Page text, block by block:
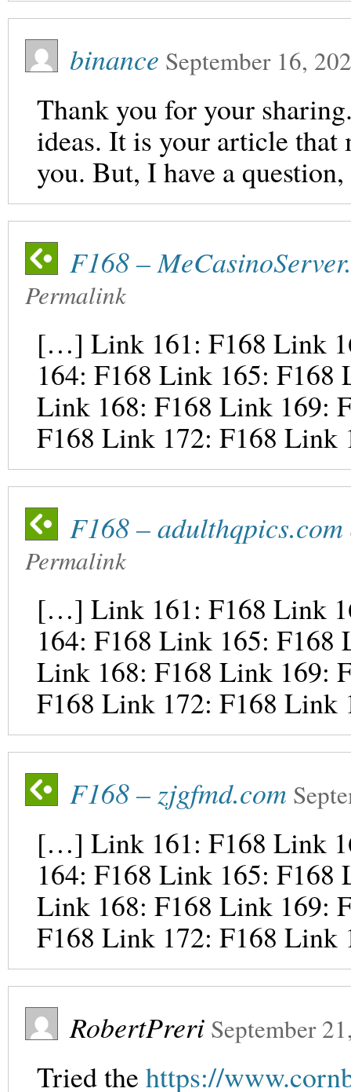
binance September 16,
Thank you for your
ideas. It is your article that
you. But, I have a
F168 –
Permalink
[…] Link 161: F168 Link
164: F168 Link 165:
Link 168: F168 Link 169:
F168 Link 172: F168
F168 – adulthqpics.com
Permalink
[…] Link 161: F168 Link
164: F168 Link 165:
Link 168: F168 Link 169:
F168 Link 172: F168
F168 – zjgfmd.com
[…] Link 161: F168 Link
164: F168 Link 165:
Link 168: F168 Link 169:
F168 Link 172: F168
RobertPreri September
Tried the https://